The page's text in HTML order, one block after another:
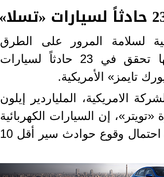
لسلامة المرور على الطرق
السريعة في الولايات المتحدة أنها تحقق في 23 حادثاً لسيارات
تايمز» الأمريكية.
الملياردير إيلون
إن السيارات الكهربائية
التي تسير بنظام الطيار الآلي تواجه احتمال وقوع حوادث سير أقل 10